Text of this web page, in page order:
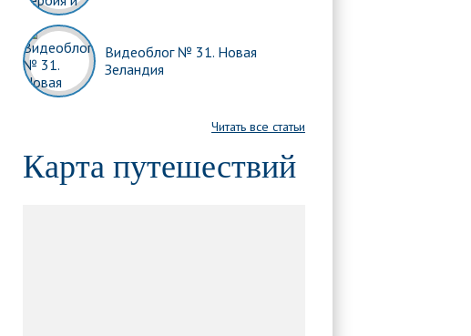
Видеоблог № 31. Новая
Зеландия
Читать все статьи
Карта путешествий